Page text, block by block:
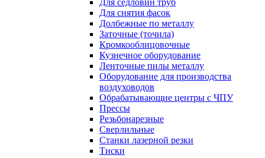
Для седловин труб
Для снятия фасок
Долбежные по металлу
Заточные (точила)
Кромкооблицовочные
Кузнечное оборудование
Ленточные пилы металлу
Оборудование для производства
воздуховодов
Обрабатывающие центры с ЧПУ
Прессы
Резьбонарезные
Сверлильные
Станки лазерной резки
Тиски